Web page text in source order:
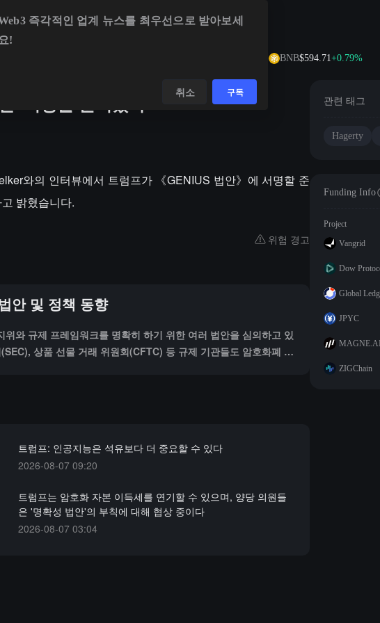
BNB$594.71+0.79%
' 서명을 준비했다
와의 인터뷰에서 트럼프가 《GENIUS 법안》에 서명할 준
밝혔습니다.
위험 경고
안 및 정책 동향
위와 규제 프레임워크를 명확히 하기 위한 여러 법안을 심의하고 있
상품 선물 거래 위원회(CFTC) 등 규제 기관들도 암호화폐 시
트럼프: 인공지능은 석유보다 더 중요할 수 있다
2026-08-07 09:20
트럼프는 암호화 자본 이득세를 연기할 수 있으며, 양당 의원들
은 '명확성 법안'의 부칙에 대해 협상 중이다
2026-08-07 03:04
관련 태그
Hagerty
Funding Info
Project
Vangrid
Dow
Global
JPYC
ZIGChain
즉각적인 업계 뉴스를 최우선으로 받아보세
요!
취소 구독